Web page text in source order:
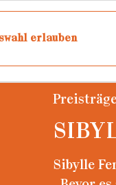
erlauben
Sibylle